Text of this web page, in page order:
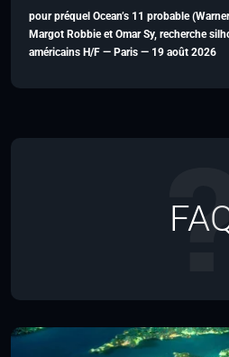
pour préquel Ocean’s 11 probable
Margot Robbie et Omar Sy, recherche
américains H/F — Paris — 19 août 2026